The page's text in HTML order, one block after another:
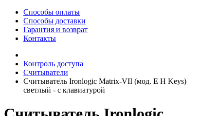
Способы оплаты
Способы доставки
Гарантия и возврат
Контакты
Контроль доступа
Считыватели
Считыватель Ironlogic Matrix-VII (мод. E H Keys)
светлый - с клавиатурой